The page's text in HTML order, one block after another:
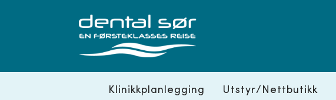
Klinikkplanlegging Utstyr/Nettbutikk